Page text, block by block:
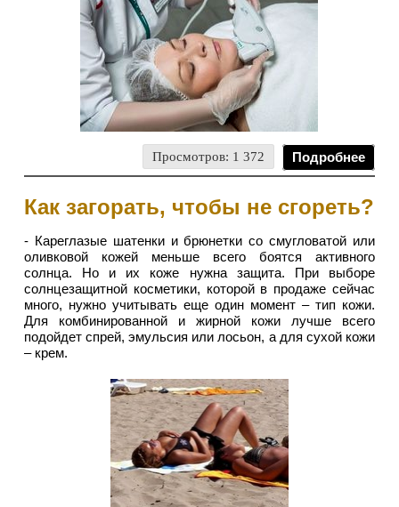
Просмотров: 1 372 Подробнее
Как загорать, чтобы не сгореть?
- Кареглазые шатенки и брюнетки со смугловатой или
оливковой кожей меньше всего боятся активного
солнца. Но и их коже нужна защита. При выборе
солнцезащитной косметики, которой в продаже сейчас
много, нужно учитывать еще один момент – тип кожи.
Для комбинированной и жирной кожи лучше всего
подойдет спрей, эмульсия или лосьон, а для сухой кожи
– крем.